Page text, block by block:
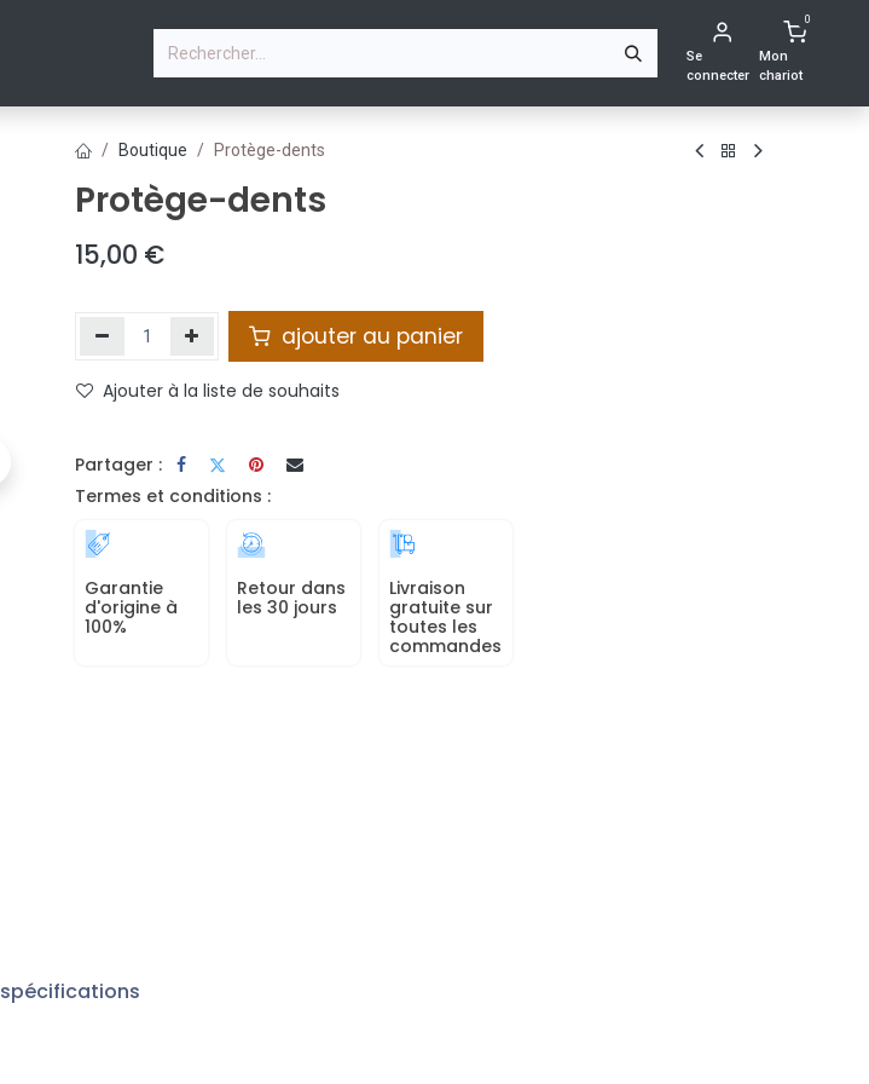
COURS & PLANNING
Se
connecter
0
Mon
chariot
Boutique Protège-dents
Protège-dents
15,00 €
ajouter au panier
Ajouter à la liste de souhaits
Partager :
Termes et conditions :
Garantie
d'origine à
100%
Retour dans
les 30 jours
Livraison
gratuite sur
toutes les
commandes
spécifications